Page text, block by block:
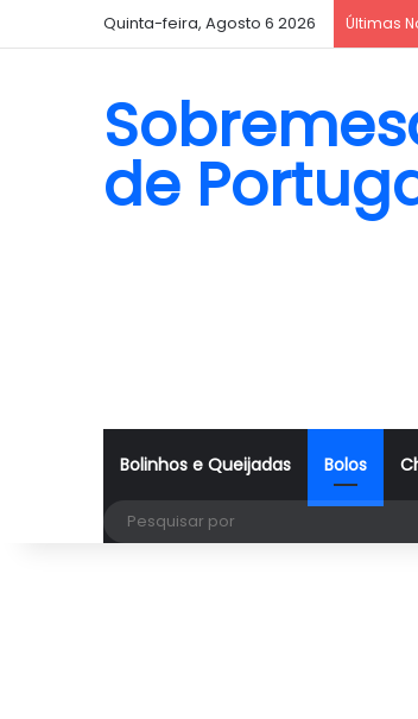
Quinta-feira, Agosto 6 2026 Últimas
de
Bolinhos e Queijadas Bolos